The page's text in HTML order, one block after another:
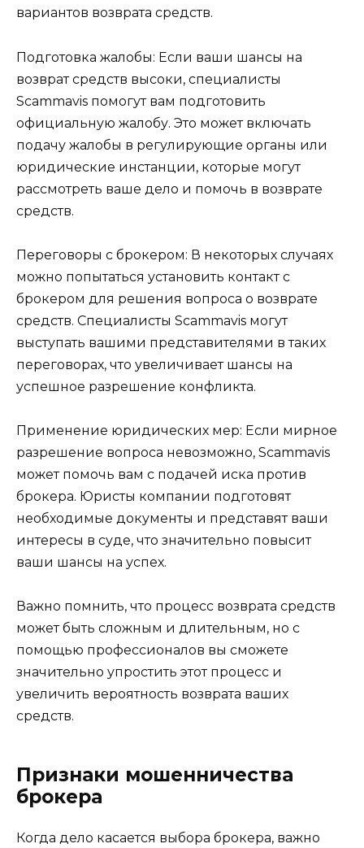
вариантов возврата средств.
Подготовка жалобы: Если ваши шансы на
возврат средств высоки, специалисты
Scammavis помогут вам подготовить
официальную жалобу. Это может включать
подачу жалобы в регулирующие органы или
юридические инстанции, которые могут
рассмотреть ваше дело и помочь в возврате
средств.
Переговоры с брокером: В некоторых случаях
можно попытаться установить контакт с
брокером для решения вопроса о возврате
средств. Специалисты Scammavis могут
выступать вашими представителями в таких
переговорах, что увеличивает шансы на
успешное разрешение конфликта.
Применение юридических мер: Если мирное
разрешение вопроса невозможно, Scammavis
может помочь вам с подачей иска против
брокера. Юристы компании подготовят
необходимые документы и представят ваши
интересы в суде, что значительно повысит
ваши шансы на успех.
Важно помнить, что процесс возврата средств
может быть сложным и длительным, но с
помощью профессионалов вы сможете
значительно упростить этот процесс и
увеличить вероятность возврата ваших
средств.
Признаки мошенничества
брокера
Когда дело касается выбора брокера, важно